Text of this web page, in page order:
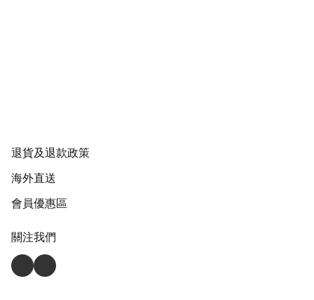
退貨及退款政策
海外直送
會員優惠區
關注我們